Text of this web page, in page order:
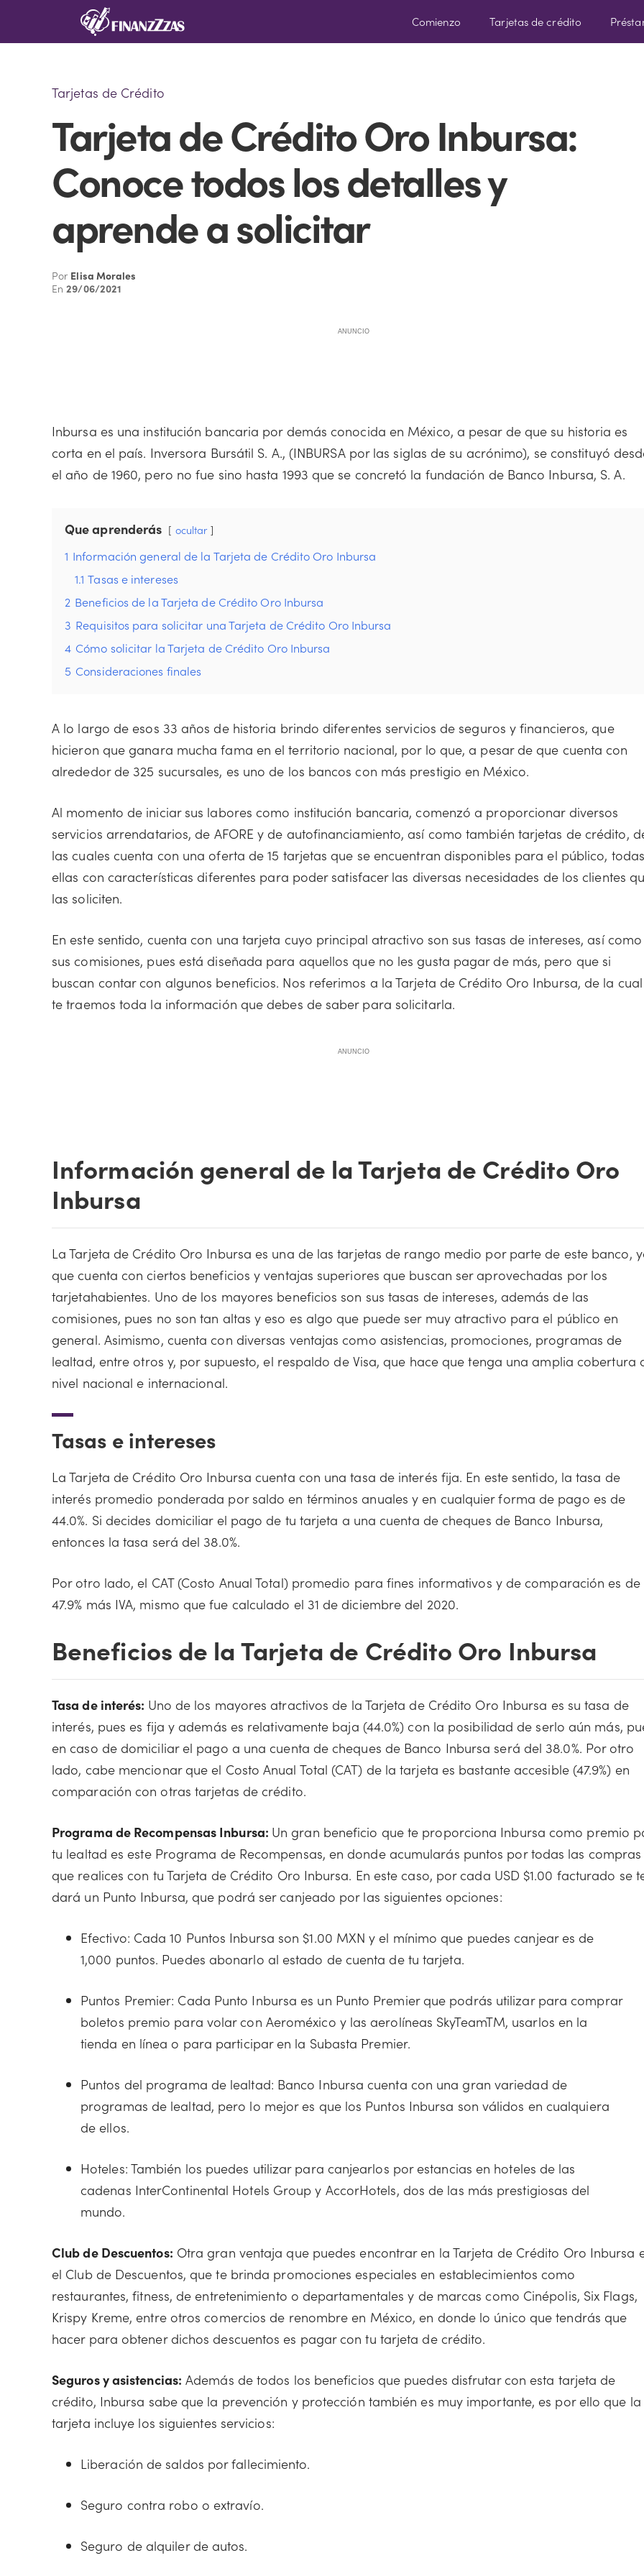
Comienzo Tarjetas de crédito
Tarjetas de Crédito
Tarjeta de Crédito Oro Inbursa:
Conoce todos los detalles y
aprende a solicitar
Por Elisa Morales
En29/06/2021
ANUNCIO
Inbursa es una institución bancaria por demás conocida en México, a pesar de que su historia es
corta en el país. Inversora Bursátil S. A., (INBURSA por las siglas de su acrónimo), se constituyó
el año de 1960, pero no fue sino hasta 1993 que se concretó la fundación de Banco Inbursa, S. A.
Que aprenderás ocultar
1 Información general de la Tarjeta de Crédito Oro Inbursa
1.1 Tasas e intereses
2 Beneficios de la Tarjeta de Crédito Oro Inbursa
3 Requisitos para solicitar una Tarjeta de Crédito Oro Inbursa
4 Cómo solicitar la Tarjeta de Crédito Oro Inbursa
5 Consideraciones finales
A lo largo de esos 33 años de historia brindo diferentes servicios de seguros y financieros, que
hicieron que ganara mucha fama en el territorio nacional, por lo que, a pesar de que cuenta con
alrededor de 325 sucursales, es uno de los bancos con más prestigio en México.
Al momento de iniciar sus labores como institución bancaria, comenzó a proporcionar diversos
servicios arrendatarios, de AFORE y de autofinanciamiento, así como también tarjetas de crédito,
las cuales cuenta con una oferta de 15 tarjetas que se encuentran disponibles para el público,
ellas con características diferentes para poder satisfacer las diversas necesidades de los clientes
las soliciten.
En este sentido, cuenta con una tarjeta cuyo principal atractivo son sus tasas de intereses, así como
sus comisiones, pues está diseñada para aquellos que no les gusta pagar de más, pero que si
buscan contar con algunos beneficios. Nos referimos a la Tarjeta de Crédito Oro Inbursa, de la cual
te traemos toda la información que debes de saber para solicitarla.
ANUNCIO
Información general de la Tarjeta de Crédito Oro
Inbursa
La Tarjeta de Crédito Oro Inbursa es una de las tarjetas de rango medio por parte de este banco,
que cuenta con ciertos beneficios y ventajas superiores que buscan ser aprovechadas por los
tarjetahabientes. Uno de los mayores beneficios son sus tasas de intereses, además de las
comisiones, pues no son tan altas y eso es algo que puede ser muy atractivo para el público en
general. Asimismo, cuenta con diversas ventajas como asistencias, promociones, programas de
lealtad, entre otros y, por supuesto, el respaldo de Visa, que hace que tenga una amplia cobertura
nivel nacional e internacional.
Tasas e intereses
La Tarjeta de Crédito Oro Inbursa cuenta con una tasa de interés fija. En este sentido, la tasa de
interés promedio ponderada por saldo en términos anuales y en cualquier forma de pago es de
44.0%. Si decides domiciliar el pago de tu tarjeta a una cuenta de cheques de Banco Inbursa,
entonces la tasa será del 38.0%.
Por otro lado, el CAT (Costo Anual Total) promedio para fines informativos y de comparación es de
47.9% más IVA, mismo que fue calculado el 31 de diciembre del 2020.
Beneficios de la Tarjeta de Crédito Oro Inbursa
Tasa de interés: Uno de los mayores atractivos de la Tarjeta de Crédito Oro Inbursa es su tasa de
interés, pues es fija y además es relativamente baja (44.0%) con la posibilidad de serlo aún más,
en caso de domiciliar el pago a una cuenta de cheques de Banco Inbursa será del 38.0%. Por otro
lado, cabe mencionar que el Costo Anual Total (CAT) de la tarjeta es bastante accesible (47.9%) en
comparación con otras tarjetas de crédito.
Programa de Recompensas Inbursa: Un gran beneficio que te proporciona Inbursa como premio
tu lealtad es este Programa de Recompensas, en donde acumularás puntos por todas las compras
que realices con tu Tarjeta de Crédito Oro Inbursa. En este caso, por cada USD $1.00 facturado se
dará un Punto Inbursa, que podrá ser canjeado por las siguientes opciones:
Efectivo: Cada 10 Puntos Inbursa son $1.00 MXN y el mínimo que puedes canjear es de
1,000 puntos. Puedes abonarlo al estado de cuenta de tu tarjeta.
Puntos Premier: Cada Punto Inbursa es un Punto Premier que podrás utilizar para comprar
boletos premio para volar con Aeroméxico y las aerolíneas SkyTeamTM, usarlos en la
tienda en línea o para participar en la Subasta Premier.
Puntos del programa de lealtad: Banco Inbursa cuenta con una gran variedad de
programas de lealtad, pero lo mejor es que los Puntos Inbursa son válidos en cualquiera
de ellos.
Hoteles: También los puedes utilizar para canjearlos por estancias en hoteles de las
cadenas InterContinental Hotels Group y AccorHotels, dos de las más prestigiosas del
mundo.
Club de Descuentos: Otra gran ventaja que puedes encontrar en la Tarjeta de Crédito Oro Inbursa
el Club de Descuentos, que te brinda promociones especiales en establecimientos como
restaurantes, fitness, de entretenimiento o departamentales y de marcas como Cinépolis, Six Flags,
Krispy Kreme, entre otros comercios de renombre en México, en donde lo único que tendrás que
hacer para obtener dichos descuentos es pagar con tu tarjeta de crédito.
Seguros y asistencias: Además de todos los beneficios que puedes disfrutar con esta tarjeta de
crédito, Inbursa sabe que la prevención y protección también es muy importante, es por ello que la
tarjeta incluye los siguientes servicios:
Liberación de saldos por fallecimiento.
Seguro contra robo o extravío.
Seguro de alquiler de autos.